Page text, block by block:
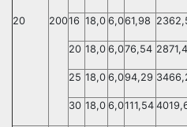
20 20016 18,0 6,061,98
20 18,0 6,076,54
25 18,0 6,094,29
30 18,0 6,0111,54